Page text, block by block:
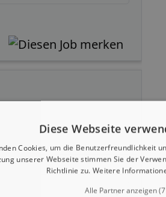
Diese Webseite
Cookies, um die Benutzerfreundlichkeit
unserer Webseite stimmen Sie der
Richtlinie zu. Weitere
Alle Partner anzeigen